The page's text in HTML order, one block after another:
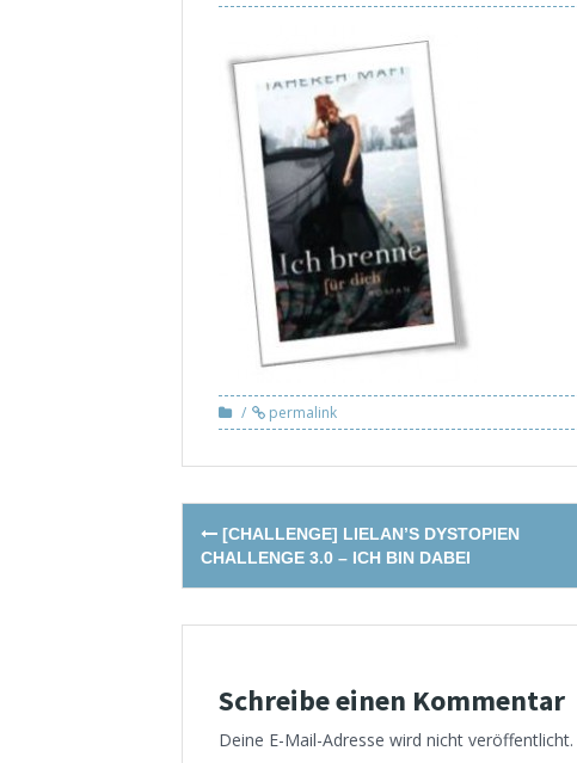
permalink
Post
navigation
[CHALLENGE] LIELAN’S DYSTOPIEN
CHALLENGE 3.0 – ICH BIN DABEI
Schreibe einen Kommentar
Deine E-Mail-Adresse wird nicht veröffentlicht.